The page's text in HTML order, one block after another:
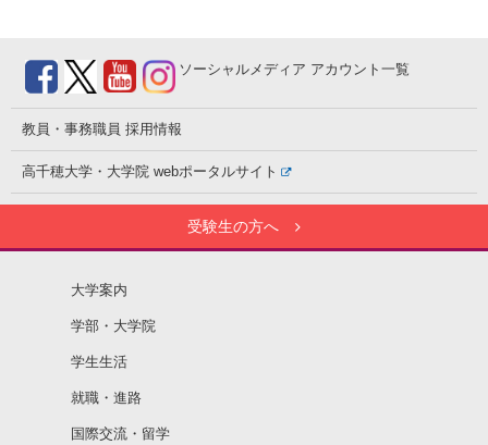
ソーシャルメディア アカウント一覧
教員・事務職員 採用情報
高千穂大学・大学院 webポータルサイト
受験生の方へ
大学案内
学部・大学院
学生生活
就職・進路
国際交流・留学